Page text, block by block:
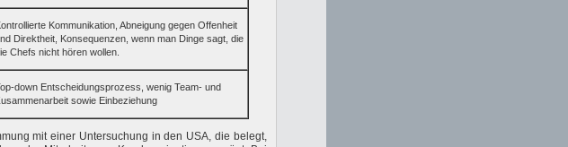
Kommunikation, Abneigung gegen Offenheit
Direktheit, Konsequenzen, wenn man Dinge sagt, die
Chefs nicht hören wollen.
down Entscheidungsprozess, wenig Team- und
sowie Einbeziehung
mit einer Untersuchung in den USA, die belegt,